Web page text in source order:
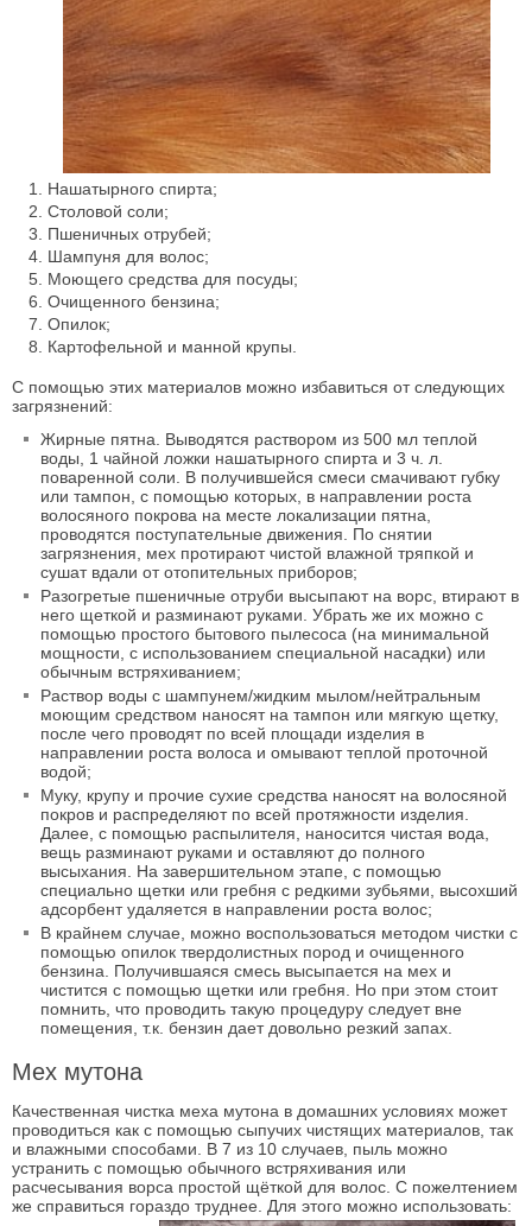
Нашатырного спирта;
Столовой соли;
Пшеничных отрубей;
Шампуня для волос;
Моющего средства для посуды;
Очищенного бензина;
Опилок;
Картофельной и манной крупы.
С помощью этих материалов можно избавиться от следующих
загрязнений:
Жирные пятна. Выводятся раствором из 500 мл теплой
воды, 1 чайной ложки нашатырного спирта и 3 ч. л.
поваренной соли. В получившейся смеси смачивают губку
или тампон, с помощью которых, в направлении роста
волосяного покрова на месте локализации пятна,
проводятся поступательные движения. По снятии
загрязнения, мех протирают чистой влажной тряпкой и
сушат вдали от отопительных приборов;
Разогретые пшеничные отруби высыпают на ворс, втирают в
него щеткой и разминают руками. Убрать же их можно с
помощью простого бытового пылесоса (на минимальной
мощности, с использованием специальной насадки) или
обычным встряхиванием;
Раствор воды с шампунем/жидким мылом/нейтральным
моющим средством наносят на тампон или мягкую щетку,
после чего проводят по всей площади изделия в
направлении роста волоса и омывают теплой проточной
водой;
Муку, крупу и прочие сухие средства наносят на волосяной
покров и распределяют по всей протяжности изделия.
Далее, с помощью распылителя, наносится чистая вода,
вещь разминают руками и оставляют до полного
высыхания. На завершительном этапе, с помощью
специально щетки или гребня с редкими зубьями, высохший
адсорбент удаляется в направлении роста волос;
В крайнем случае, можно воспользоваться методом чистки с
помощью опилок твердолистных пород и очищенного
бензина. Получившаяся смесь высыпается на мех и
чистится с помощью щетки или гребня. Но при этом стоит
помнить, что проводить такую процедуру следует вне
помещения, т.к. бензин дает довольно резкий запах.
Мех мутона
Качественная чистка меха мутона в домашних условиях может
проводиться как с помощью сыпучих чистящих материалов, так
и влажными способами. В 7 из 10 случаев, пыль можно
устранить с помощью обычного встряхивания или
расчесывания ворса простой щёткой для волос. С пожелтением
же справиться гораздо труднее. Для этого можно использовать: